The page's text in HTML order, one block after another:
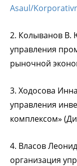
Asaul/
2. Колыванов В.
управления
рыночной
3. Ходосова
управления
комплексом»
4. Власов
организация